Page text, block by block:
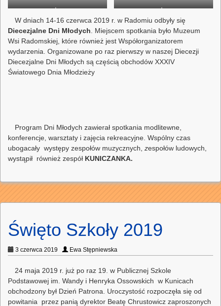
dav dav
W dniach 14-16 czerwca 2019 r. w Radomiu odbyły się
Diecezjalne Dni Młodych . Miejscem spotkania było Muzeum
Wsi Radomskiej, które również jest Współorganizatorem
wydarzenia. Organizowane po raz pierwszy w naszej Diecezji
Diecezjalne Dni Młodych są częścią obchodów XXXIV
Światowego Dnia Młodzieży
Program Dni Młodych zawierał spotkania modlitewne,
konferencje, warsztaty i zajęcia rekreacyjne. Wspólny czas
ubogacały występy zespołów muzycznych, zespołów ludowych,
wystąpił również zespół KUNICZANKA.
Święto Szkoły 2019
3 czerwca 2019 Ewa Stępniewska
24 maja 2019 r. już po raz 19. w Publicznej Szkole
Podstawowej im. Wandy i Henryka Ossowskich w Kunicach
obchodzony był Dzień Patrona. Uroczystość rozpoczęła się od
powitania przez panią dyrektor Beatę Chrustowicz zaproszonych